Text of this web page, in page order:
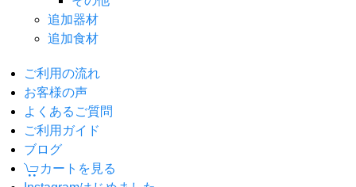
追加器材
追加食材
ご利用の流れ
お客様の声
よくあるご質問
ご利用ガイド
ブログ
カートを見る